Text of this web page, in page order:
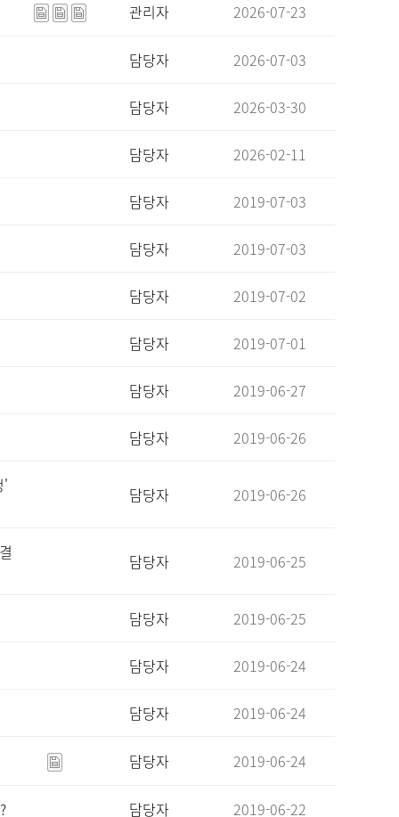
관리자 2026-07-23
담당자 2026-07-03
담당자 2026-03-30
담당자 2026-02-11
담당자 2019-07-03
담당자 2019-07-03
담당자 2019-07-02
담당자 2019-07-01
담당자 2019-06-27
담당자 2019-06-26
'
담당자 2019-06-26
담당자 2019-06-25
담당자 2019-06-25
담당자 2019-06-24
담당자 2019-06-24
담당자 2019-06-24
담당자 2019-06-22